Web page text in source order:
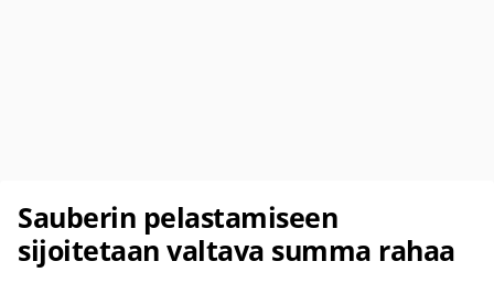
Sauberin pelastamiseen
sijoitetaan valtava summa rahaa